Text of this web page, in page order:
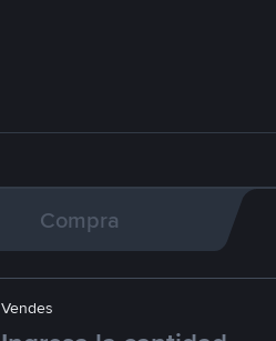
Compra
Vendes